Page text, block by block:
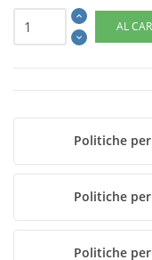
ALLA LISTA
CREA LISTA
NOME LISTA DEI
ACCEDI
Devi avere
AL
Politiche
Politiche
Politiche